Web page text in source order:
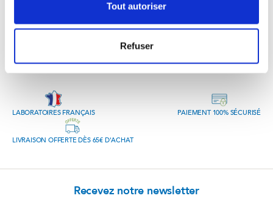
Tout autoriser
Refuser
LABORATOIRES FRANÇAIS PAIEMENT 100% SÉCURISÉ
LIVRAISON OFFERTE DÈS 65€ D'ACHAT
Recevez notre newsletter